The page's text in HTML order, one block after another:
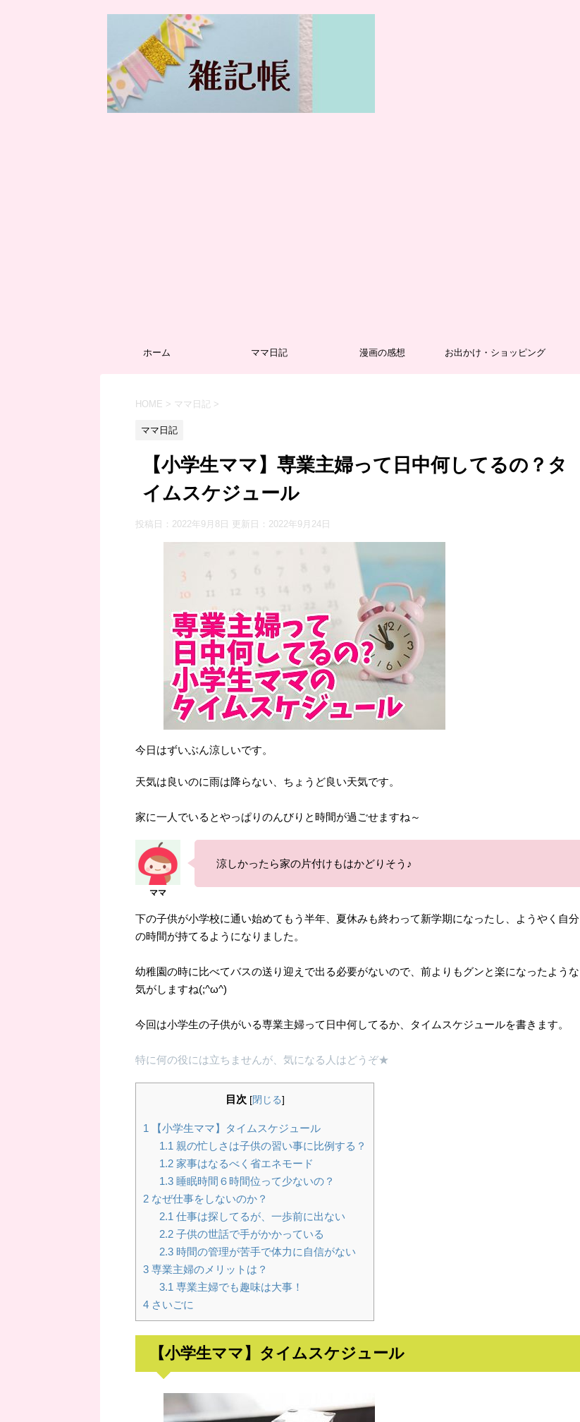
ホーム ママ日記 漫画の感想 お出かけ・ショッピング
HOME > ママ日記 >
ママ日記
【小学生ママ】専業主婦って日中何してるの？タ
イムスケジュール
投稿日：2022年9月8日 更新日： 2022年9月24日
今日はずいぶん涼しいです。
天気は良いのに雨は降らない、ちょうど良い天気です。
家に一人でいるとやっぱりのんびりと時間が過ごせますね～
涼しかったら家の片付けもはかどりそう♪
下の子供が小学校に通い始めてもう半年、夏休みも終わって新学期になったし、ようやく自分
の時間が持てるようになりました。
幼稚園の時に比べてバスの送り迎えで出る必要がないので、前よりもグンと楽になったような
気がしますね(;^ω^)
今回は小学生の子供がいる専業主婦って日中何してるか、タイムスケジュールを書きます。
特に何の役には立ちませんが、気になる人はどうぞ★
目次 [閉じる]
1
【小学生ママ】タイムスケジュール
1.1 親の忙しさは子供の習い事に比例する？
1.2家事はなるべく省エネモード
1.3睡眠時間６時間位って少ないの？
2 なぜ仕事をしないのか？
2.1 仕事は探してるが、一歩前に出ない
2.2子供の世話で手がかかっている
2.3時間の管理が苦手で体力に自信がない
3 専業主婦のメリットは？
3.1 専業主婦でも趣味は大事！
4 さいごに
【小学生ママ】タイムスケジュール